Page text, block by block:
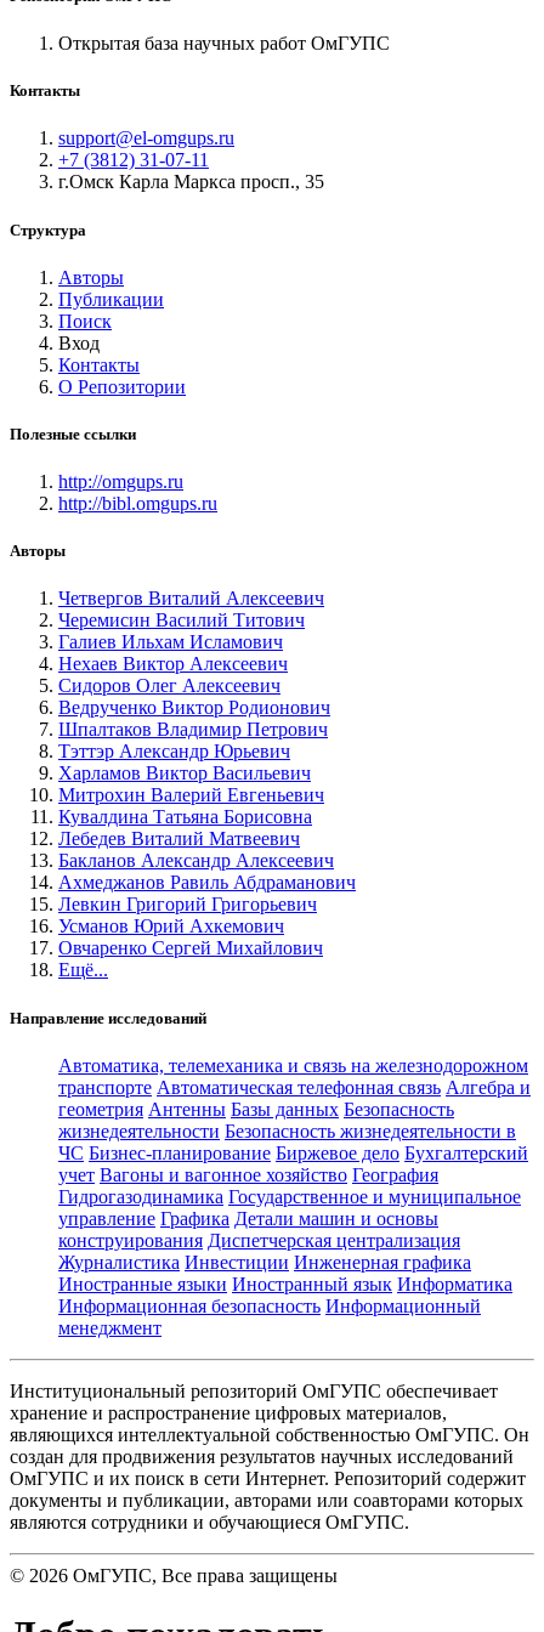
Открытая база научных работ ОмГУПС
Контакты
support@el-omgups.ru
+7 (3812) 31-07-11
г.Омск Карла Маркса просп., 35
Структура
Авторы
Публикации
Поиск
Вход
Контакты
О Репозитории
Полезные ссылки
http://omgups.ru
http://bibl.omgups.ru
Авторы
Четвергов Виталий Алексеевич
Черемисин Василий Титович
Галиев Ильхам Исламович
Нехаев Виктор Алексеевич
Сидоров Олег Алексеевич
Ведрученко Виктор Родионович
Шпалтаков Владимир Петрович
Тэттэр Александр Юрьевич
Харламов Виктор Васильевич
Митрохин Валерий Евгеньевич
Кувалдина Татьяна Борисовна
Лебедев Виталий Матвеевич
Бакланов Александр Алексеевич
Ахмеджанов Равиль Абдраманович
Левкин Григорий Григорьевич
Усманов Юрий Ахкемович
Овчаренко Сергей Михайлович
Ещё...
Направление исследований
Автоматика, телемеханика и связь на железнодорожном
транспорте Автоматическая телефонная связь Алгебра и
геометрия Антенны Базы данных Безопасность
жизнедеятельности Безопасность жизнедеятельности в
ЧС Бизнес-планирование Биржевое дело Бухгалтерский
учет Вагоны и вагонное хозяйство География
Гидрогазодинамика Государственное и муниципальное
управление Графика Детали машин и основы
конструирования Диспетчерская централизация
Журналистика Инвестиции Инженерная графика
Иностранные языки Иностранный язык Информатика
Информационная безопасность Информационный
менеджмент
Институциональный репозиторий ОмГУПС обеспечивает
хранение и распространение цифровых материалов,
являющихся интеллектуальной собственностью ОмГУПС. Он
создан для продвижения результатов научных исследований
ОмГУПС и их поиск в сети Интернет. Репозиторий содержит
документы и публикации, авторами или соавторами которых
являются сотрудники и обучающиеся ОмГУПС.
© 2026 ОмГУПС, Все права защищены